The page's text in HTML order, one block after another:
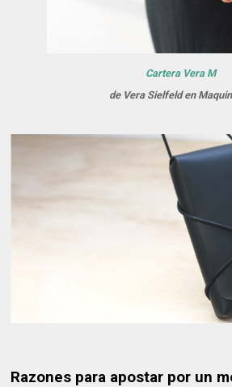
Cartera Vera M
de Vera Sielfeld en
Razones para apostar por un